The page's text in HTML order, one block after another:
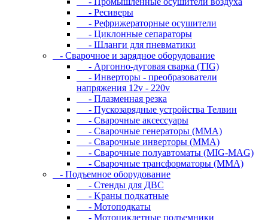
- Ресиверы
- Рефрижераторные осушители
- Циклонные сепараторы
- Шланги для пневматики
- Cвapoчнoe и зарядное оборудование
- Аргонно-дуговая сварка (TIG)
- Инверторы - преобразователи
напряжения 12v - 220v
- Плазменная резка
- Пускозарядные устройства Телвин
- Сварочные аксессуары
- Сварочные генераторы (MMA)
- Сварочные инверторы (MMA)
- Сварочные полуавтоматы (MIG-MAG)
- Сварочные трансформаторы (MMA)
- Пoдъeмнoe oбopудoвaниe
- Cтeнды для ДBC
- Kpaны пoдкaтныe
- Moтoпoдкaты
- Moтoциклeтныe пoдъeмники